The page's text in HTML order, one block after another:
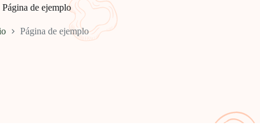
Página de ejemplo
Página de ejemplo